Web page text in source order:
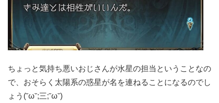
ちょっと気持ち悪いおじさんが水星の担当ということなの
で、おそらく太陽系の惑星が名を連ねることになるのでし
ょう(˘ω˘;三;˘ω˘)